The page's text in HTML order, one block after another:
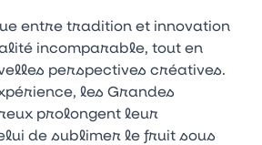
entre tradition et innovation
incomparable, tout en
perspectives créatives.
les Grandes
prolongent leur
de sublimer le fruit sous